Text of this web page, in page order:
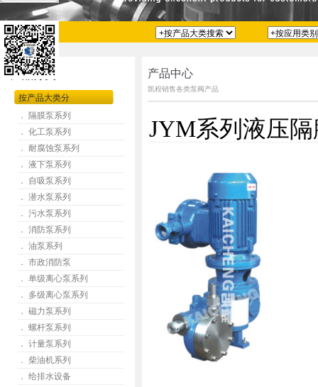
产品分类
按产品大类分
． 隔膜泵系列
． 化工泵系列
． 耐腐蚀泵系列
． 液下泵系列
． 自吸泵系列
． 潜水泵系列
． 污水泵系列
． 消防泵系列
． 油泵系列
． 市政消防泵
． 单级离心泵系列
． 多级离心泵系列
． 磁力泵系列
． 螺杆泵系列
． 计量泵系列
． 柴油机系列
． 给排水设备
产品中心
凯程销售各类泵阀产品
JYM系列液压